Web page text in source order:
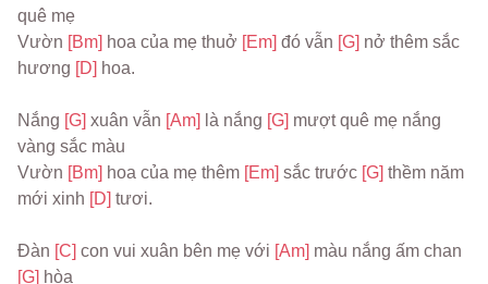
quê mẹ
Vườn [Bm] hoa của mẹ thuở [Em] đó vẫn [G] nở thêm sắc
hương [D] hoa.
Nắng [G] xuân vẫn [Am] là nắng [G] mượt quê mẹ nắng
vàng sắc màu
Vườn [Bm] hoa của mẹ thêm [Em] sắc trước [G] thềm năm
mới xinh [D] tươi.
Đàn [C] con vui xuân bên mẹ với [Am]
[G] hòa